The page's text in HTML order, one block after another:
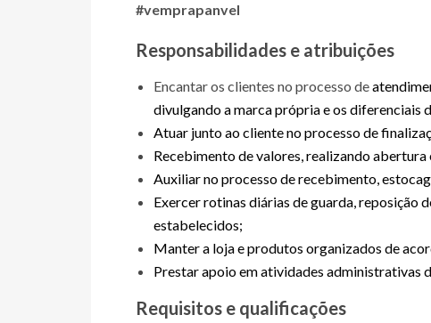
#vemprapanvel
Responsabilidades e atribuições
Encantar os clientes no processo de
divulgando a marca própria e os diferenciais
Atuar junto ao cliente no processo de
Recebimento de valores, realizando abertura
Auxiliar no processo de recebimento,
Exercer rotinas diárias de guarda, reposição
estabelecidos;
Manter a loja e produtos organizados de
Prestar apoio em atividades administrativas
Requisitos e qualificações